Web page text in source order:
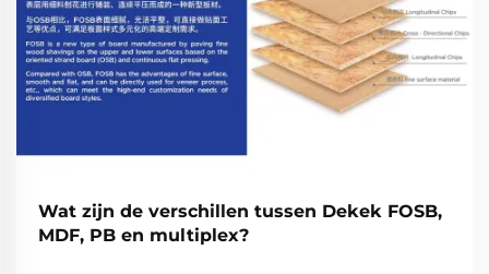
Wat zijn de verschillen tussen Dekek FOSB,
MDF, PB en multiplex?